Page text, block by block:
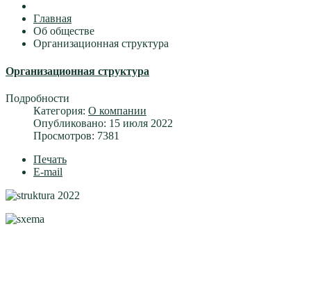
Главная
Об обществе
Организационная структура
Организационная структура
Подробности
Категория: О компании
Опубликовано: 15 июля 2022
Просмотров: 7381
Печать
E-mail